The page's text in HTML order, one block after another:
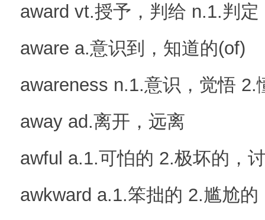
award vt.授予，判给 n.1.判定
aware a.意识到，知道的(of)
awareness n.1.意识，觉悟 2.
away ad.离开，远离
awful a.1.可怕的 2.极坏的，
awkward a.1.笨拙的 2.尴尬的